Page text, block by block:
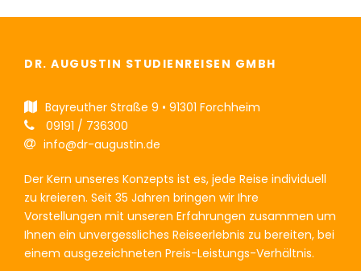
DR. AUGUSTIN STUDIENREISEN GMBH
Bayreuther Straße 9 • 91301 Forchheim
09191 / 736300
info@dr-augustin.de
Der Kern unseres Konzepts ist es, jede Reise individuell
zu kreieren. Seit 35 Jahren bringen wir Ihre
Vorstellungen mit unseren Erfahrungen zusammen um
Ihnen ein unvergessliches Reiseerlebnis zu bereiten, bei
einem ausgezeichneten Preis-Leistungs-Verhältnis.